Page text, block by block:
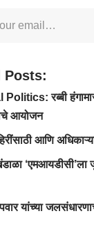
Posts:
रब्बी
आयोजन
आणि
यांच्या